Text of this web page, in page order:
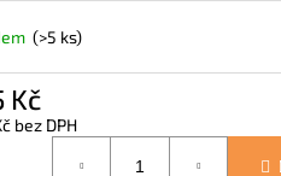
(>5 ks)
Kč
bez DPH